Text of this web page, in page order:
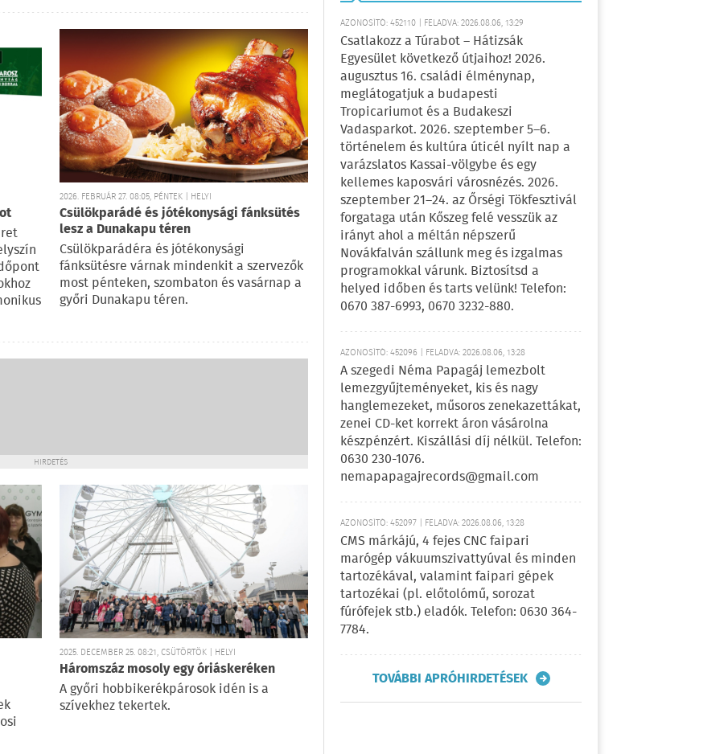
2026. FEBRUÁR 27. 08:05, PÉNTEK | HELYI
Csülökparádé és jótékonysági fánksütés
lesz a Dunakapu téren
Csülökparádéra és jótékonysági
fánksütésre várnak mindenkit a szervezők
most pénteken, szombaton és vasárnap a
győri Dunakapu téren.
HIRDETÉS
2025. DECEMBER 25. 08:21, CSÜTÖRTÖK | HELYI
Háromszáz mosoly egy óriáskeréken
A győri hobbikerékpárosok idén is a
szívekhez tekertek.
AZONOSÍTÓ: 452110 | FELADVA: 2026.08.06, 13:29
Csatlakozz a Túrabot – Hátizsák
Egyesület következő útjaihoz! 2026.
augusztus 16. családi élménynap,
meglátogatjuk a budapesti
Tropicariumot és a Budakeszi
Vadasparkot. 2026. szeptember 5–6.
történelem és kultúra úticél nyílt nap a
varázslatos Kassai-völgybe és egy
kellemes kaposvári városnézés. 2026.
szeptember 21–24. az Őrségi Tökfesztivál
forgataga után Kőszeg felé vesszük az
irányt ahol a méltán népszerű
Novákfalván szállunk meg és izgalmas
programokkal várunk. Biztosítsd a
helyed időben és tarts velünk! Telefon:
0670 387-6993, 0670 3232-880.
AZONOSÍTÓ: 452096 | FELADVA: 2026.08.06, 13:28
A szegedi Néma Papagáj lemezbolt
lemezgyűjteményeket, kis és nagy
hanglemezeket, műsoros zenekazettákat,
zenei CD-ket korrekt áron vásárolna
készpénzért. Kiszállási díj nélkül. Telefon:
0630 230-1076.
nemapapagajrecords@gmail.com
AZONOSÍTÓ: 452097 | FELADVA: 2026.08.06, 13:28
CMS márkájú, 4 fejes CNC faipari
marógép vákuumszivattyúval és minden
tartozékával, valamint faipari gépek
tartozékai (pl. előtolómű, sorozat
fúrófejek stb.) eladók. Telefon: 0630 364-
7784.
TOVÁBBI APRÓHIRDETÉSEK